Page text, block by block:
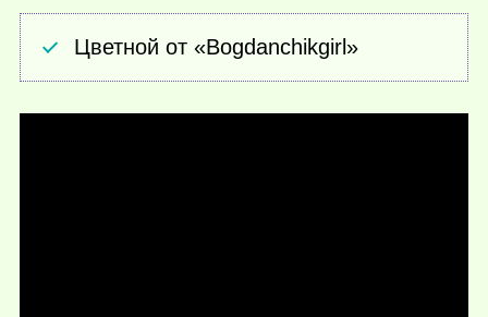
Цветной от «Bogdanchikgirl»